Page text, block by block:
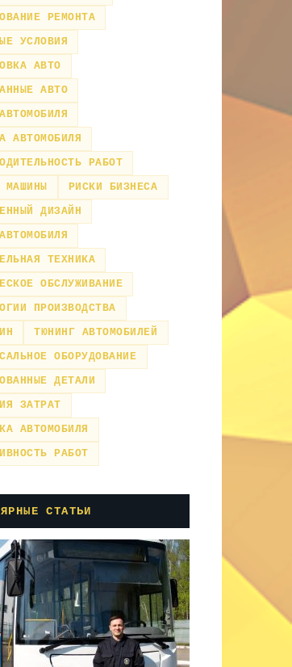
РЕМОНТА
УСЛОВИЯ
АВТО
АВТО
АВТОМОБИЛЯ
РАБОТ
МАШИНЫ
РИСКИ БИЗНЕСА
ДИЗАЙН
ТЕХНИКА
ОБСЛУЖИВАНИЕ
ПРОИЗВОДСТВА
ТЮНИНГ АВТОМОБИЛЕЙ
ОБОРУДОВАНИЕ
ДЕТАЛИ
ЗАТРАТ
АВТОМОБИЛЯ
РАБОТ
СТАТЬИ